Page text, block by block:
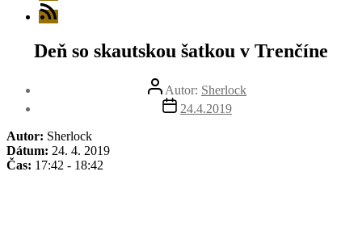
RSS
Deň so skautskou šatkou v Trenčíne
Autor
článku
Autor: Sherlock
Dátum
článku
24.4.2019
Autor: Sherlock
Dátum: 24. 4. 2019
Čas: 17:42 - 18:42